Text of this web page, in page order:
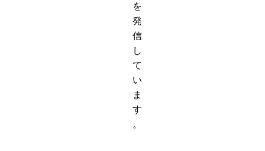
を
発
信
し
て
い
ま
す
。